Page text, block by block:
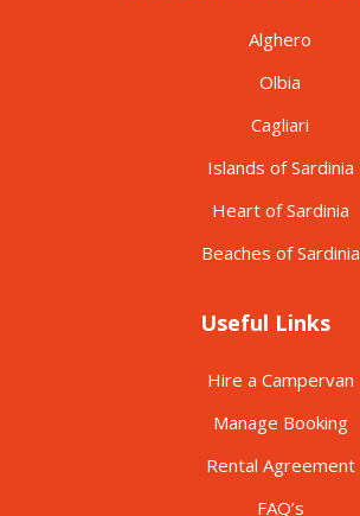
Alghero
Olbia
Cagliari
Islands of Sardinia
Heart of Sardinia
Beaches of Sardinia
Useful Links
Hire a Campervan
Manage Booking
Rental Agreement
FAQ’s